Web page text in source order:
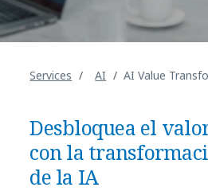
Services AI AI Value
Desbloquea el
con la
de la IA